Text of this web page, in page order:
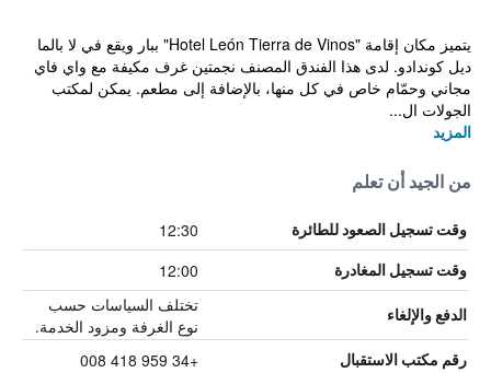
يتميز مكان إقامة "Hotel León Tierra de Vinos" ببار ويقع في لا بالما
ديل كوندادو. لدى هذا الفندق المصنف نجمتين غرف مكيفة مع واي فاي
مجاني وحمّام خاص في كل منها، بالإضافة إلى مطعم. يمكن لمكتب
الجولات ال...
المزيد
من الجيد أن تعلم
وقت تسجيل الصعود للطائرة 12:30
وقت تسجيل المغادرة 12:00
الدفع والإلغاء
تختلف السياسات حسب
نوع الغرفة ومزود الخدمة.
رقم مكتب الاستقبال +34 959 418 008